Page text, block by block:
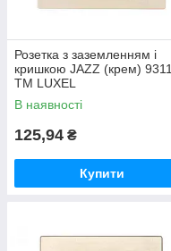
Розетка з заземленням і
кришкою JAZZ (крем) 9311
ТМ LUXEL
В наявності
125,94 ₴
Купити